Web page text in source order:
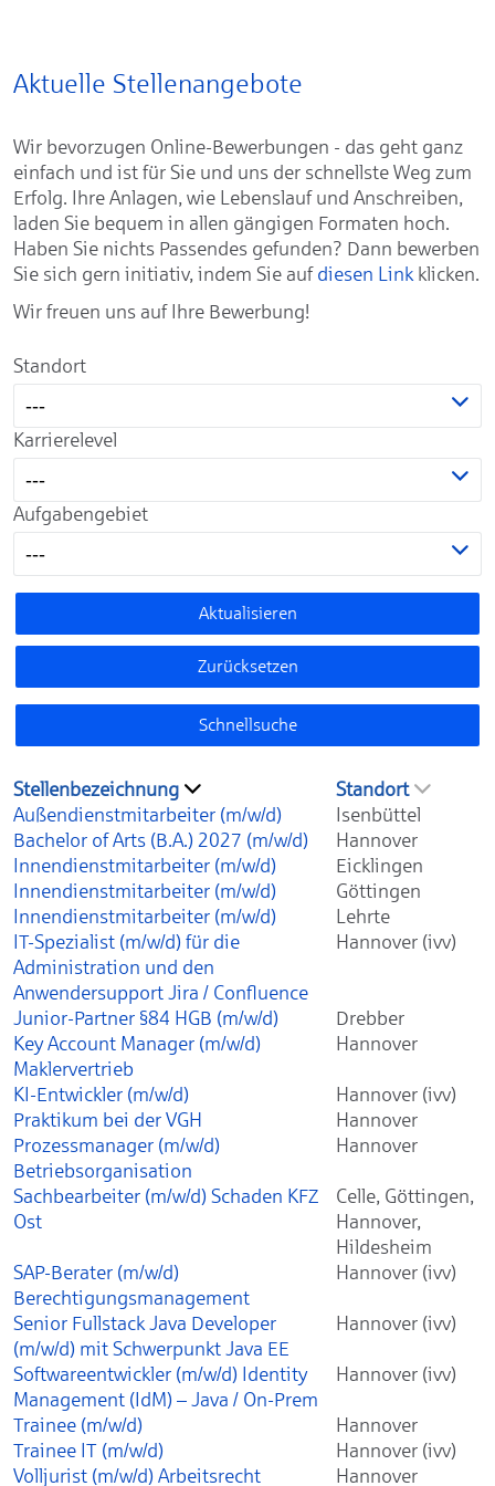
Aktuelle Stellenangebote
Wir bevorzugen Online-Bewerbungen - das geht ganz
einfach und ist für Sie und uns der schnellste Weg zum
Erfolg. Ihre Anlagen, wie Lebenslauf und Anschreiben,
laden Sie bequem in allen gängigen Formaten hoch.
Haben Sie nichts Passendes gefunden? Dann bewerben
Sie sich gern initiativ, indem Sie auf diesen Linkklicken.
Wir freuen uns auf Ihre Bewerbung!
Standort
---
Karrierelevel
---
Aufgabengebiet
---
Aktualisieren
Zurücksetzen
Schnellsuche
Stellenbezeichnung
Standort
Außendienstmitarbeiter (m/w/d)
Isenbüttel
Bachelor of Arts (B.A.) 2027 (m/w/d)
Hannover
Innendienstmitarbeiter (m/w/d)
Eicklingen
Innendienstmitarbeiter (m/w/d)
Göttingen
Innendienstmitarbeiter (m/w/d)
Lehrte
IT-Spezialist (m/w/d) für die
Administration und den
Anwendersupport Jira / Confluence
Hannover (ivv)
Junior-Partner §84 HGB (m/w/d)
Drebber
Key Account Manager (m/w/d)
Maklervertrieb
Hannover
KI-Entwickler (m/w/d)
Hannover (ivv)
Praktikum bei der VGH
Hannover
Prozessmanager (m/w/d)
Betriebsorganisation
Hannover
Sachbearbeiter (m/w/d) Schaden KFZ
Ost
Celle, Göttingen,
Hannover,
Hildesheim
SAP-Berater (m/w/d)
Berechtigungsmanagement
Hannover (ivv)
Senior Fullstack Java Developer
(m/w/d) mit Schwerpunkt Java EE
Hannover (ivv)
Softwareentwickler (m/w/d) Identity
Management (IdM) – Java / On-Prem
Hannover (ivv)
Trainee (m/w/d)
Hannover
Trainee IT (m/w/d)
Hannover (ivv)
Volljurist (m/w/d) Arbeitsrecht
Hannover